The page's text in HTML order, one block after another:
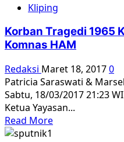
Pra
Kongres
IPT
65
Kliping
Korban Tragedi 1965
Komnas HAM
Redaksi Maret 18, 20170
Patricia Saraswati &
Sabtu, 18/03/2017 21:23
Ketua Yayasan...
Read MoreRead